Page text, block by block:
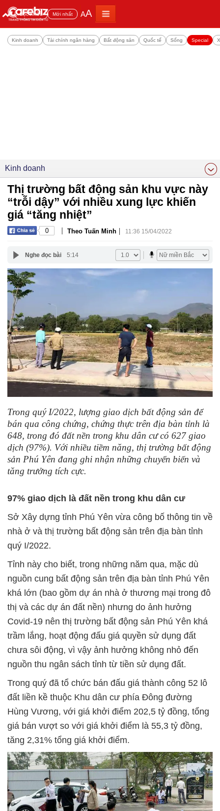
Đọc nhiều Mới nhất AA
Kinh doanh Tài chính ngân hàng Bất động sản Quốc tế Sống Special
Kinh doanh
Thị trường bất động sản khu vực này
“trỗi dậy” với nhiều xung lực khiến
giá “tăng nhiệt”
0 | Theo Tuấn Minh | 11:36 15/04/2022
Nghe đọc bài 5:14
Trong quý I/2022, lượng giao dịch bất động sản để
bán qua công chứng, chứng thực trên địa bàn tỉnh là
648, trong đó đất nền trong khu dân cư có 627 giao
dịch (97%). Với nhiều tiềm năng, thị trường bất động
sản Phú Yên đang ghi nhận những chuyển biến và
tăng trưởng tích cực.
97% giao dịch là đất nền trong khu dân cư
Sở Xây dựng tỉnh Phú Yên vừa công bố thông tin về
nhà ở và thị trường bất động sản trên địa bàn tỉnh
quý I/2022.
Tỉnh này cho biết, trong những năm qua, mặc dù
nguồn cung bất động sản trên địa bàn tỉnh Phú Yên
khá lớn (bao gồm dự án nhà ở thương mại trong đô
thị và các dự án đất nền) nhưng do ảnh hưởng
Covid-19 nên thị trường bất động sản Phú Yên khá
trầm lắng, hoạt động đấu giá quyền sử dụng đất
chưa sôi động, vì vậy ảnh hưởng không nhỏ đến
nguồn thu ngân sách tỉnh từ tiền sử dụng đất.
Trong quý đã tổ chức bán đấu giá thành công 52 lô
đất liền kề thuộc Khu dân cư phía Đông đường
Hùng Vương, với giá khởi điểm 202,5 tỷ đồng, tổng
giá bán vượt so với giá khởi điểm là 55,3 tỷ đồng,
tăng 2,31% tổng giá khởi điểm.